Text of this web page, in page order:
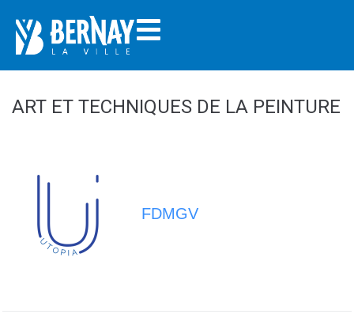
ART ET TECHNIQUES DE LA PEINTURE
FDMGV